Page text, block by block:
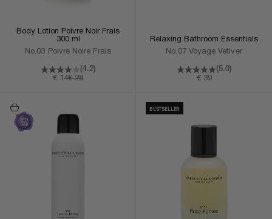
Body Lotion Poivre Noir Frais
300 ml
No.03 Poivre Noire Frais
(4.2)
Aanbiedingsprijs
€ 14Normale prijs
€ 28
Relaxing Bathroom Essentials
No.07 Voyage Vetiver
(5.0)
Aanbiedingsprijs
€ 39
In Winkelmand BESTSELLER
In Winkelmand